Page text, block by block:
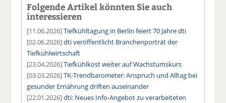
Folgende Artikel könnten Sie auch
interessieren
[11.06.2026]Tiefkühltagung in Berlin feiert 70 Jahre dti
[02.06.2026]dti veröffentlicht Branchenporträt der
Tiefkühlwirtschaft
[23.04.2026]Tiefkühlkost weiter auf Wachstumskurs
[03.03.2026]TK-Trendbarometer: Anspruch und Alltag bei
gesunder Ernährung driften auseinander
[22.01.2026]dti: Neues Info-Angebot zu verarbeiteten